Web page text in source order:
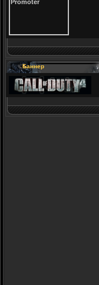
Баннер